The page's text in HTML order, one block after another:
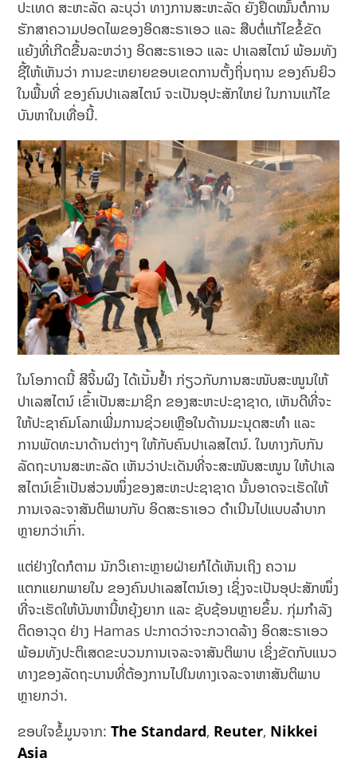
ປະເທດ ສະຫະລັດ ລະບຸວ່າ ທາງການສະຫະລັດ ຍັງຢຶດໝັ້ນຕໍ່ການ
ຮັກສາຄວາມປອດໄພຂອງອິດສະຣາເອວ ແລະ ສືບຕໍ່ແກ້ໄຂຂໍ້ຂັດ
ແຍ້ງທີ່ເກີດຂື້ນລະຫວ່າງ ອິດສະຣາເອວ ແລະ ປາເລສໄຕນ໌ ພ້ອມທັງ
ຊີ້ໃຫ້ເຫັນວ່າ ການຂະຫຍາຍຂອບເຂດການຕັ້ງຖິ່ນຖານ ຂອງຄົນຍິວ
ໃນພື້ນທີ່ ຂອງຄົນປາເລສໄຕນ໌ ຈະເປັນອຸປະສັກໃຫຍ່ ໃນການແກ້ໄຂ
ບັນຫາໃນເທື່ອນີ້.
ໃນໂອກາດນີ້ ສີຈິ້ນຜິງ ໄດ້ເນັ້ນຢ້ຳ ກ່ຽວກັບການສະໜັບສະໜູນໃຫ້
ປາເລສໄຕນ໌ ເຂົ້າເປັນສະມາຊິກ ຂອງສະຫະປະຊາຊາດ, ເຫັນດີທີ່ຈະ
ໃຫ້ປະຊາຄົມໂລກເພີ່ມການຊ່ວຍເຫຼືອໃນດ້ານມະນຸດສະທໍາ ແລະ
ການພັດທະນາດ້ານຕ່າງໆ ໃຫ້ກັບຄົນປາເລສໄຕນ໌. ໃນທາງກັບກັນ
ລັດຖະບານສະຫະລັດ ເຫັນວ່າປະເດັນທີ່ຈະສະໜັບສະໜູນ ໃຫ້ປາເລ
ສໄຕນ໌ເຂົ້າເປັນສ່ວນໜຶ່ງຂອງສະຫະປະຊາຊາດ ນັ້ນອາດຈະເຮັດໃຫ້
ການເຈລະຈາສັນຕິພາບກັບ ອິດສະຣາເອວ ດໍາເນີນໄປແບບລໍາບາກ
ຫຼາຍກວ່າເກົ່າ.
ແຕ່ຢ່າງໃດກໍຕາມ ນັກວິເຄາະຫຼາຍຝ່າຍກໍໄດ້ເຫັນເຖິງ ຄວາມ
ແຕກແຍກພາຍໃນ ຂອງຄົນປາເລສໄຕນ໌ເອງ ເຊິ່ງຈະເປັນອຸປະສັກໜຶ່ງ
ທີ່ຈະເຮັດໃຫ້ບັນຫານີ້ຫຍຸ້ງຍາກ ແລະ ຊັບຊ້ອນຫຼາຍຂຶ້ນ. ກຸ່ມກໍາລັງ
ຕິດອາວຸດ ຢ່າງ Hamas ປະກາດວ່າຈະກວາດລ້າງ ອິດສະຣາເອວ
ພ້ອມທັງປະຕິເສດຂະບວນການເຈລະຈາສັນຕິພາບ ເຊິ່ງຂັດກັບແນວ
ທາງຂອງລັດຖະບານທີ່ຕ້ອງການໄປໃນທາງເຈລະຈາຫາສັນຕິພາບ
ຫຼາຍກວ່າ.
ຂອບໃຈຂໍ້ມູນຈາກ:The Standard, Reuter, Nikkei
Asia